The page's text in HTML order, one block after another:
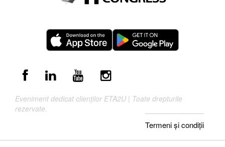
Eveniment dedicat clienților ETA2U | Toate drepturile
rezervate.
Termeni și condiții